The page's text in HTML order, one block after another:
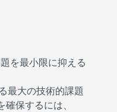
を最小限に抑える
最大の技術的課題
保するには、